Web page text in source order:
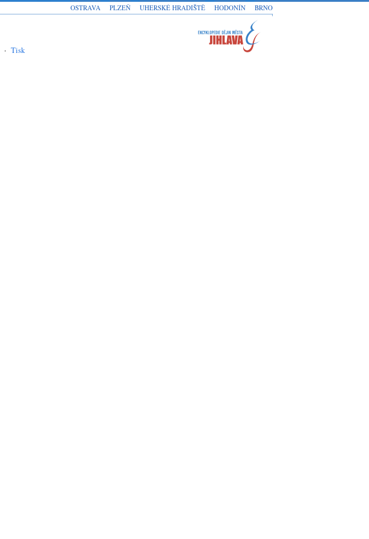
· Tisk
BRNO
HODONÍN
UHERSKÉ HRADIŠTĚ
PLZEŇ
OSTRAVA